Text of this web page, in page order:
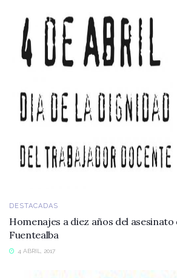
DESTACADAS
Homenajes a diez años del asesinato
Fuentealba
4 ABRIL, 2017